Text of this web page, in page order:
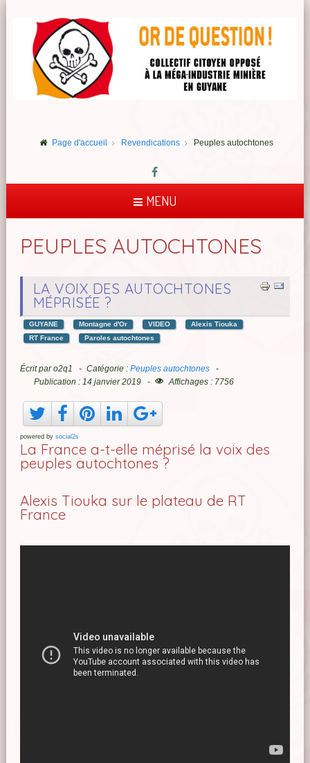
Page d'accueil Revendications Peuples autochtones
MENU
PEUPLES AUTOCHTONES
LA VOIX DES AUTOCHTONES
MÉPRISÉE ?
GUYANE Montagne d'Or VIDEO
Alexis Tiouka
RT France
Paroles autochtones
Écrit paro2q1 Catégorie : Peuples autochtones
Publication : 14 janvier 2019
Affichages : 7756
powered by social2s
La France a-t-elle méprisé la voix des
peuples autochtones ?
Alexis Tiouka sur le plateau de RT
France